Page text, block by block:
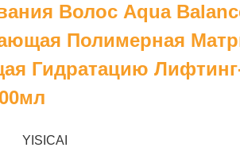
Волос Aqua
Полимерная
Гидратацию
YISICAI